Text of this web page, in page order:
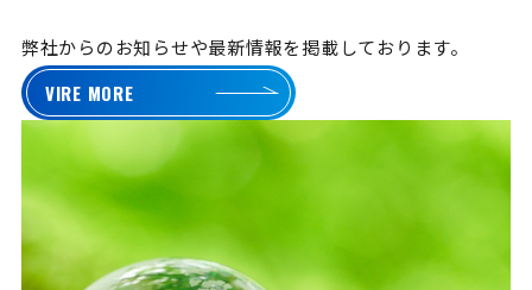
弊社からのお知らせや最新情報を掲載しております。
VIRE MORE